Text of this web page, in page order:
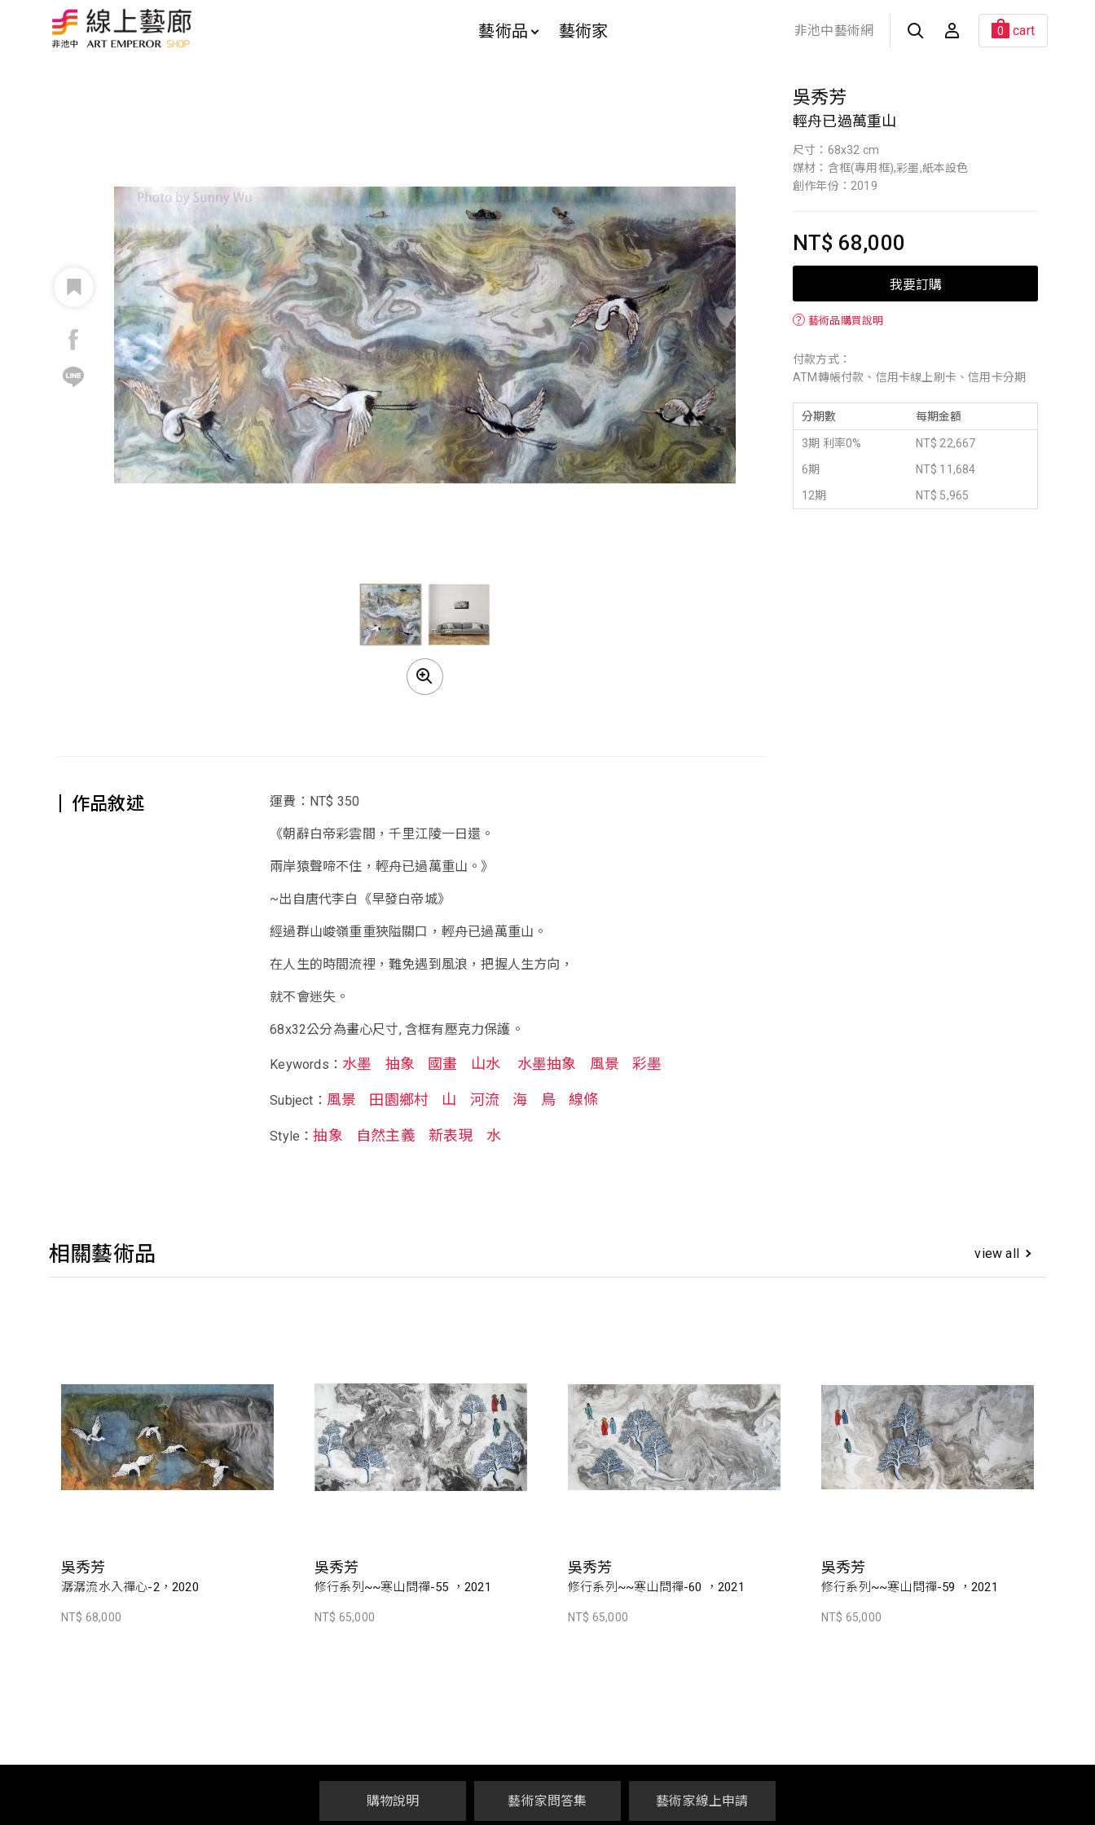
藝術品 藝術家 非池中藝術網 0 cart
吳秀芳
輕舟已過萬重山
尺寸：68x32 cm
媒材：含框(專用框),彩墨,紙本設色
創作年份：2019
NT$ 68,000
我要訂購
？ 藝術品購買說明
付款方式：
ATM轉帳付款、信用卡線上刷卡、信用卡分期
分期數 每期金額
3期 利率0%
NT$ 22,667
6期
NT$ 11,684
12期
NT$ 5,965
作品敘述 運費：NT$ 350
《朝辭白帝彩雲間，千里江陵一日還。
兩岸猿聲啼不住，輕舟已過萬重山。》
~出自唐代李白《早發白帝城》
經過群山峻嶺重重狹隘關口，輕舟已過萬重山。
在人生的時間流裡，難免遇到風浪，把握人生方向，
就不會迷失。
68x32公分為畫心尺寸, 含框有壓克力保護。
Keywords： 水墨 抽象 國畫 山水 水墨抽象 風景 彩墨
Subject： 風景 田園鄉村 山 河流 海 鳥 線條
Style：抽象 自然主義 新表現 水
相關藝術品 view all
吳秀芳
潺潺流水入禪心-2，2020
NT$ 68,000
吳秀芳
修行系列~~寒山問禪-55 ，2021
NT$ 65,000
吳秀芳
修行系列~~寒山問禪-60 ，2021
NT$ 65,000
吳秀芳
修行系列~~寒山問禪-59 ，2021
NT$ 65,000
購物說明 藝術家問答集 藝術家線上申請